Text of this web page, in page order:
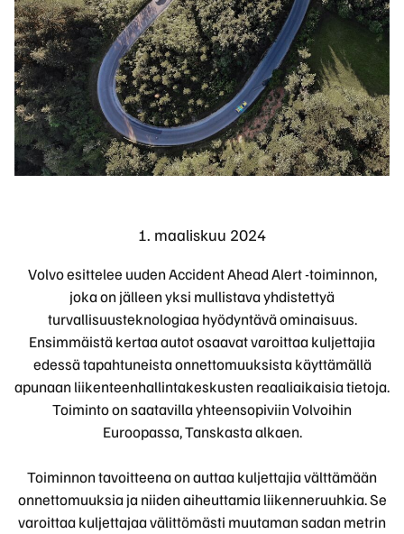
1. maaliskuu 2024
Volvo esittelee uuden Accident Ahead Alert -toiminnon,
joka on jälleen yksi mullistava yhdistettyä
turvallisuusteknologiaa hyödyntävä ominaisuus.
Ensimmäistä kertaa autot osaavat varoittaa kuljettajia
edessä tapahtuneista onnettomuuksista käyttämällä
apunaan liikenteenhallintakeskusten reaaliaikaisia tietoja.
Toiminto on saatavilla yhteensopiviin Volvoihin
Euroopassa, Tanskasta alkaen.
Toiminnon tavoitteena on auttaa kuljettajia välttämään
onnettomuuksia ja niiden aiheuttamia liikenneruuhkia. Se
varoittaa kuljettajaa välittömästi muutaman sadan metrin